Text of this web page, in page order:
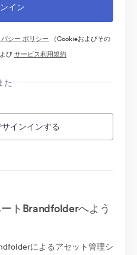
シー ポリシー （Cookieおよびその
びサービス利用規約
た
インインする
トBrandfolderへよう
によるアセット管理シ